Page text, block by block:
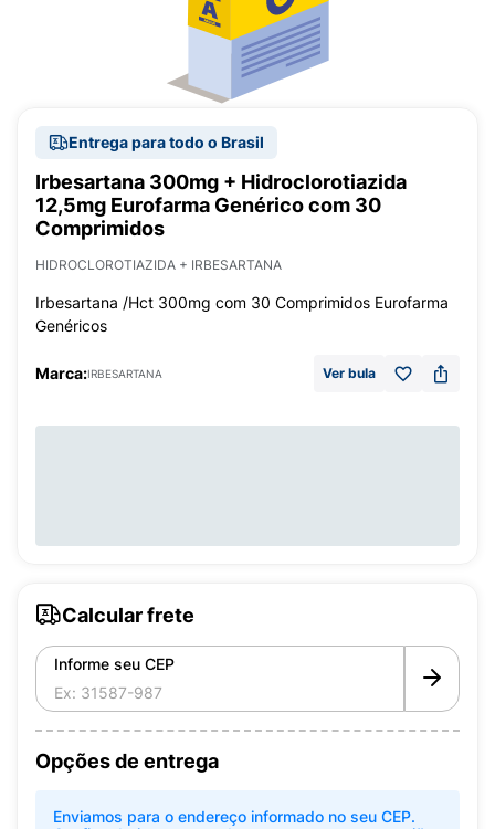
Entrega para todo o Brasil
Irbesartana 300mg + Hidroclorotiazida
12,5mg Eurofarma Genérico com 30
Comprimidos
HIDROCLOROTIAZIDA + IRBESARTANA
Irbesartana /Hct 300mg com 30 Comprimidos Eurofarma
Genéricos
Marca:IRBESARTANA Ver bula
Calcular frete
Informe seu CEP
Opções de entrega
Enviamos para o endereço informado no seu CEP.